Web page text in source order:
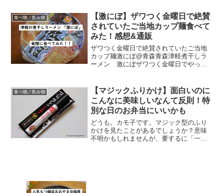
す。産地は長崎県の小長井。華漣の読み
方は「かれん」。浜辺に咲...
食べ物／飲み物
【激にぼ】ザワつく金曜日で絶賛
されていたご当地カップ麺食べて
みた！感想&通販
ザワつく金曜日で絶賛されていたご当地
カップ麺激にぼ@青森青森津軽煮干しラ
ーメン 激にぼザワつく金曜日でやって
↓↓【秘密のケンミンショー】岐阜タンメ
ン 1食 袋タイプ ス...
食べ物／飲み物
【マジックふりかけ】面白いのに
こんなに美味しいなんて反則！特
別な日のお弁当にいいかも
どうも。カモ子です。マジック型のふり
かけを見たことがあるでしょうか？意味
不明かもしれませんが、要するに「一見